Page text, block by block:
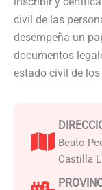
civil de las
desempeña un
documentos
estado civil de
Beato
Castilla